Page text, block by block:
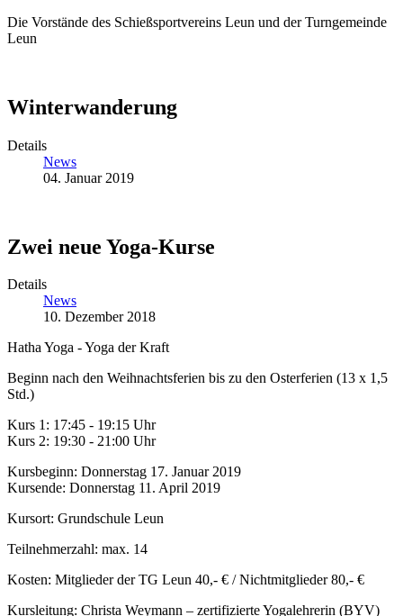
Die Vorstände des Schießsportvereins Leun und der Turngemeinde
Leun
Winterwanderung
Details
News
04. Januar 2019
Zwei neue Yoga-Kurse
Details
News
10. Dezember 2018
Hatha Yoga - Yoga der Kraft
Beginn nach den Weihnachtsferien bis zu den Osterferien (13 x 1,5
Std.)
Kurs 1: 17:45 - 19:15 Uhr
Kurs 2: 19:30 - 21:00 Uhr
Kursbeginn: Donnerstag 17. Januar 2019
Kursende: Donnerstag 11. April 2019
Kursort: Grundschule Leun
Teilnehmerzahl: max. 14
Kosten: Mitglieder der TG Leun 40,- € / Nichtmitglieder 80,- €
Kursleitung: Christa Weymann – zertifizierte Yogalehrerin (BYV)